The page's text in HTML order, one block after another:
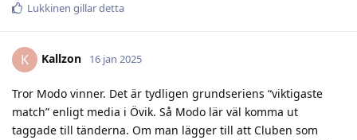
Lukkinen gillar detta
K Kallzon 16 jan 2025
Tror Modo vinner. Det är tydligen grundseriens “viktigaste
match” enligt media i Övik. Så Modo lär väl komma ut
taggade till tänderna. Om man lägger till att Cluben som